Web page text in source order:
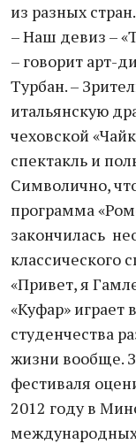
из разных стран.
– Наш девиз –
– говорит арт-
Турбан. –
итальянскую
чеховской
спектакль и
Символично,
программа
закончилась
классического
«Привет, я
«Куфар» играет
студенчества
жизни вообще.
фестиваля
2012 году в
международных